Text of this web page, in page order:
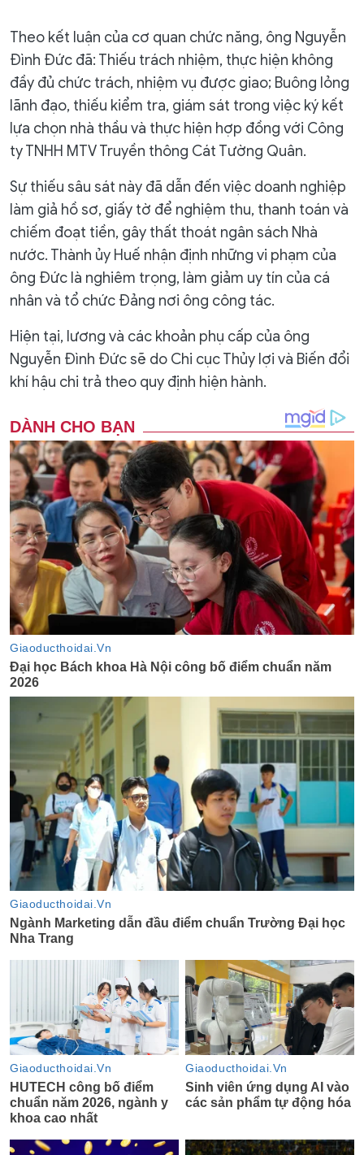
Theo kết luận của cơ quan chức năng, ông Nguyễn
Đình Đức đã: Thiếu trách nhiệm, thực hiện không
đầy đủ chức trách, nhiệm vụ được giao; Buông lỏng
lãnh đạo, thiếu kiểm tra, giám sát trong việc ký kết
lựa chọn nhà thầu và thực hiện hợp đồng với Công
ty TNHH MTV Truyền thông Cát Tường Quân.
Sự thiếu sâu sát này đã dẫn đến việc doanh nghiệp
làm giả hồ sơ, giấy tờ để nghiệm thu, thanh toán và
chiếm đoạt tiền, gây thất thoát ngân sách Nhà
nước. Thành ủy Huế nhận định những vi phạm của
ông Đức là nghiêm trọng, làm giảm uy tín của cá
nhân và tổ chức Đảng nơi ông công tác.
Hiện tại, lương và các khoản phụ cấp của ông
Nguyễn Đình Đức sẽ do Chi cục Thủy lợi và Biến đổi
khí hậu chi trả theo quy định hiện hành.